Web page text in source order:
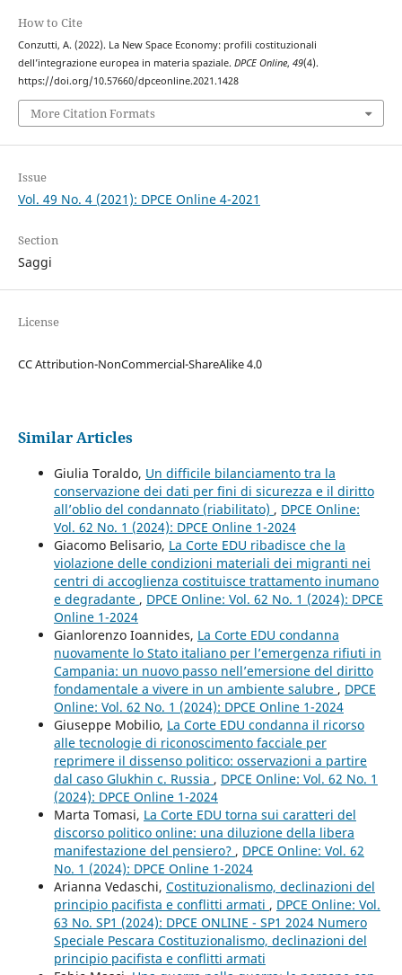
How to Cite
Conzutti, A. (2022). La New Space Economy: profili costituzionali
dell’integrazione europea in materia spaziale. DPCE Online, 49(4).
https://doi.org/10.57660/dpceonline.2021.1428
More Citation Formats
Issue
Vol. 49 No. 4 (2021): DPCE Online 4-2021
Section
Saggi
License
CC Attribution-NonCommercial-ShareAlike 4.0
Similar Articles
Giulia Toraldo, Un difficile bilanciamento tra la
conservazione dei dati per fini di sicurezza e il diritto
all’oblio del condannato (riabilitato) , DPCE Online:
Vol. 62 No. 1 (2024): DPCE Online 1-2024
Giacomo Belisario, La Corte EDU ribadisce che la
violazione delle condizioni materiali dei migranti nei
centri di accoglienza costituisce trattamento inumano
e degradante , DPCE Online: Vol. 62 No. 1 (2024): DPCE
Online 1-2024
Gianlorenzo Ioannides, La Corte EDU condanna
nuovamente lo Stato italiano per l’emergenza rifiuti in
Campania: un nuovo passo nell’emersione del diritto
fondamentale a vivere in un ambiente salubre , DPCE
Online: Vol. 62 No. 1 (2024): DPCE Online 1-2024
Giuseppe Mobilio, La Corte EDU condanna il ricorso
alle tecnologie di riconoscimento facciale per
reprimere il dissenso politico: osservazioni a partire
dal caso Glukhin c. Russia , DPCE Online: Vol. 62 No. 1
(2024): DPCE Online 1-2024
Marta Tomasi, La Corte EDU torna sui caratteri del
discorso politico online: una diluzione della libera
manifestazione del pensiero? , DPCE Online: Vol. 62
No. 1 (2024): DPCE Online 1-2024
Arianna Vedaschi, Costituzionalismo, declinazioni del
principio pacifista e conflitti armati , DPCE Online: Vol.
63 No. SP1 (2024): DPCE ONLINE - SP1 2024 Numero
Speciale Pescara Costituzionalismo, declinazioni del
principio pacifista e conflitti armati